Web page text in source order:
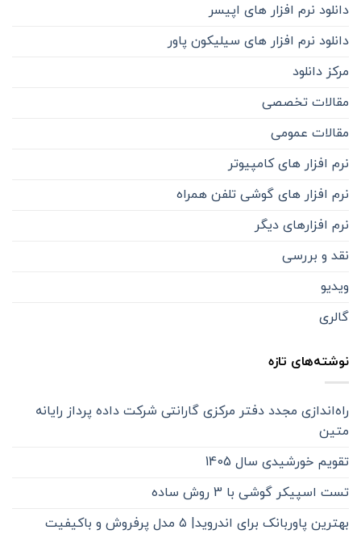
دانلود نرم افزار های اپیسر
دانلود نرم افزار های سیلیکون پاور
مرکز دانلود
مقالات تخصصی
مقالات عمومی
نرم افزار های کامپیوتر
نرم افزار های گوشی تلفن همراه
نرم افزارهای دیگر
نقد و بررسی
ویدیو
گالری
نوشته‌های تازه
راه‌اندازی مجدد دفتر مرکزی گارانتی شرکت داده پرداز رایانه
متین
تقویم خورشیدی سال 1405
تست اسپیکر گوشی با 3 روش ساده
بهترین پاوربانک برای اندروید| ۵ مدل پرفروش و باکیفیت